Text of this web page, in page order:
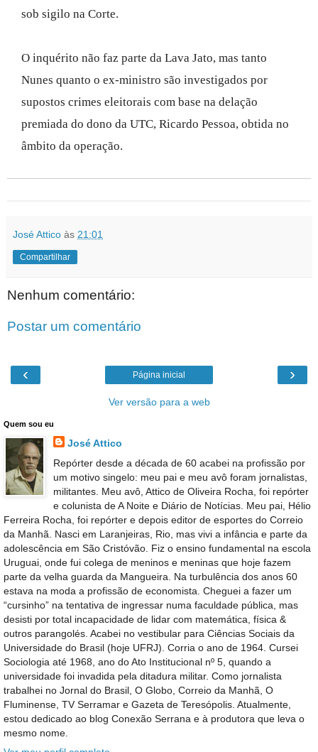
sob sigilo na Corte.
O inquérito não faz parte da Lava Jato, mas tanto
Nunes quanto o ex-ministro são investigados por
supostos crimes eleitorais com base na delação
premiada do dono da UTC, Ricardo Pessoa, obtida no
âmbito da operação.
José Attico às 21:01
Compartilhar
Nenhum comentário:
Postar um comentário
‹ ›
Página inicial
Ver versão para a web
Quem sou eu
José Attico
Repórter desde a década de 60 acabei na profissão por
um motivo singelo: meu pai e meu avô foram jornalistas,
militantes. Meu avô, Attico de Oliveira Rocha, foi repórter
e colunista de A Noite e Diário de Notícias. Meu pai, Hélio
Ferreira Rocha, foi repórter e depois editor de esportes do Correio
da Manhã. Nasci em Laranjeiras, Rio, mas vivi a infância e parte da
adolescência em São Cristóvão. Fiz o ensino fundamental na escola
Uruguai, onde fui colega de meninos e meninas que hoje fazem
parte da velha guarda da Mangueira. Na turbulência dos anos 60
estava na moda a profissão de economista. Cheguei a fazer um
“cursinho” na tentativa de ingressar numa faculdade pública, mas
desisti por total incapacidade de lidar com matemática, física &
outros parangolés. Acabei no vestibular para Ciências Sociais da
Universidade do Brasil (hoje UFRJ). Corria o ano de 1964. Cursei
Sociologia até 1968, ano do Ato Institucional nº 5, quando a
universidade foi invadida pela ditadura militar. Como jornalista
trabalhei no Jornal do Brasil, O Globo, Correio da Manhã, O
Fluminense, TV Serramar e Gazeta de Teresópolis. Atualmente,
estou dedicado ao blog Conexão Serrana e à produtora que leva o
mesmo nome.